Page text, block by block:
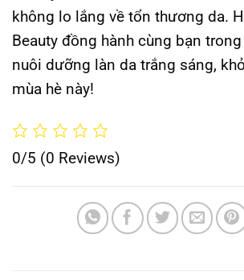
không lo lắng về tổn thương da.
Beauty đồng hành cùng bạn
nuôi dưỡng làn da trắng sáng,
mùa hè này!
0/5 (0 Reviews)